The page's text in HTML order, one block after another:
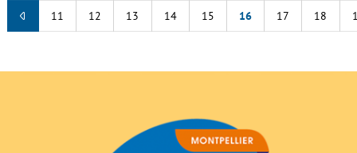
11 12 13 14 15 16 17 18